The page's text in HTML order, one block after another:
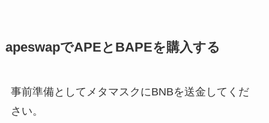
apeswapでAPEとBAPEを購入する
事前準備としてメタマスクにBNBを送金してくだ
さい。